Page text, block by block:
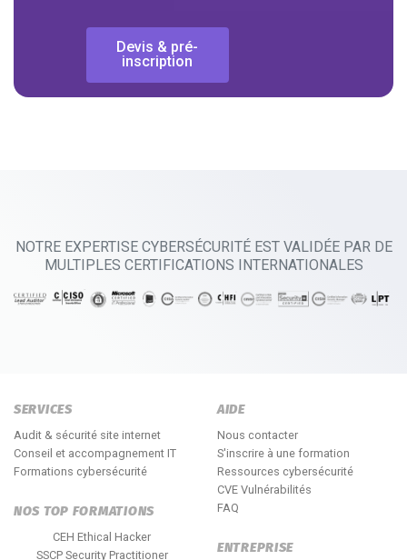
Devis & pré-
inscription
NOTRE EXPERTISE CYBERSÉCURITÉ EST VALIDÉE PAR DE
MULTIPLES CERTIFICATIONS INTERNATIONALES
SERVICES
Audit & sécurité site internet
Conseil et accompagnement IT
Formations cybersécurité
NOS TOP FORMATIONS
CEH Ethical Hacker
SSCP Security Practitioner
AIDE
Nous contacter
S'inscrire à une formation
Ressources cybersécurité
CVE Vulnérabilités
FAQ
ENTREPRISE